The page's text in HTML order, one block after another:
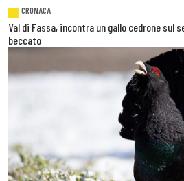
CRONACA
Val di Fassa, incontra un gallo cedrone
beccato